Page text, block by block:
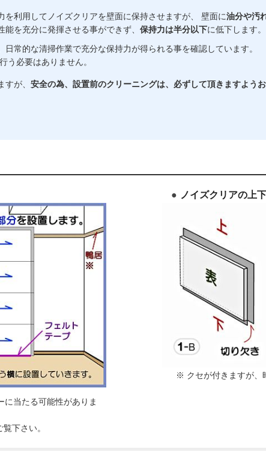
を利用してノイズクリアを壁面に保持させますが、 壁面に油分や汚
能を充分に発揮させる事ができず、 保持力は半分以下に低下します。
日常的な清掃作業で充分な保持力が得られる事を確認しています。
う必要はありません。
すが、 安全の為、設置前のクリーニングは、必ずして頂きますよう
当たる可能性がありま
覧下さい。
ノイズクリアの上
※ クセが付きますが、